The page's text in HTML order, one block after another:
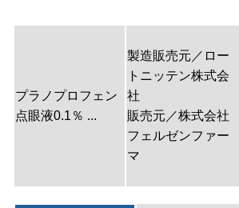
プラノプロフェン
点眼液0.1％ ...
製造販売元／ロー
トニッテン株式会
社
販売元／株式会社
フェルゼンファー
マ